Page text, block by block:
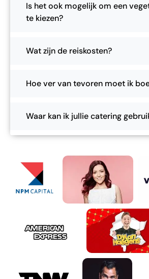
Is het ook mogelijk om een
te kiezen?
Wat zijn de reiskosten?
Hoe ver van tevoren moet ik
Waar kan ik jullie catering